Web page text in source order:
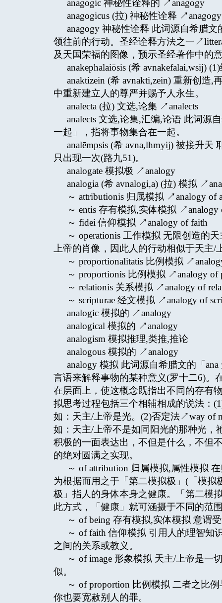
anagogic 神秘性诠释的 ↗anagogy
anagogicus (拉) 神秘性诠释 ↗anagogy
anagogy 神秘性诠释 此词源自希腊
领往前的行动。圣经诠释方法之一
及天国荣福的图像，预示圣经著作中的
anakephalaiōsis (希 avnakefalai,wsij)
anaktizein (希 avnakti,zein) 重新创造
中重新建立人的尊严并赐予人永生。
analecta (拉) 文选,论集 ↗analects
analects 文选,论集,汇编,论语 此词源
一起」，指将事物集合在一起。
analēmpsis (希 avna,lhmyij) 被接升
只出现一次(路九51)。
analogate 模拟极 ↗analogy
analogia (希 avnalogi,a) (拉) 模拟
～ attributionis 归属模拟 ↗analogy of
～ entis 存有模拟,实体模拟 ↗analogy
～ fidei 信仰模拟 ↗analogy of faith
～ operationis 工作模拟 无限创造的
上帝的肖像，因此人的行动相似于天主/
～ proportionalitatis 比例模拟
～ proportionis 比例模拟 ↗analogy of
～ relationis 关系模拟 ↗analogy of
～ scripturae 经文模拟 ↗analogy of
analogic 模拟的 ↗analogy
analogical 模拟的 ↗analogy
analogism 模拟推理,类推,推论
analogous 模拟的 ↗analogy
analogy 模拟 此词源自希腊文的「
言语来解释事物的某种意义(罗十二6)。
在层面上，使这概念既指出不同的存有
拟思考过程包括三个相辅相成的说法：
如：天主/上帝是光。(2)否定法↗way of
如：天主/上帝不是如同阳光的那种光，
积极的一面表达出，不但是什么，不但
的绝对圆满之实现。
～ of attribution 归属模拟,属性模拟
为根据而用之于「第二模拟极」(「模拟
极」指人的身体本身之健康。「第二模
此方式，「健康」就可涵摄于不同的范
～ of being 存有模拟,实体模拟 意谓
～ of faith 信仰模拟 引用人的理智知
之间的关系或教义。
～ of image 形象模拟 天主/上帝是一
似。
～ of proportion 比例模拟 二者之比
你也要宽赦别人的罪。